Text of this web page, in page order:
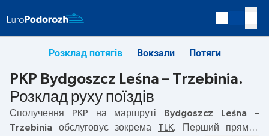
Розклад потягів Вокзали Потяги
PKP Bydgoszcz Leśna – Trzebinia.
Розклад руху поїздів
Сполучення PKP на маршруті
Bydgoszcz Leśna –
Trzebinia обслуговує зокрема TLK. Перший прямий